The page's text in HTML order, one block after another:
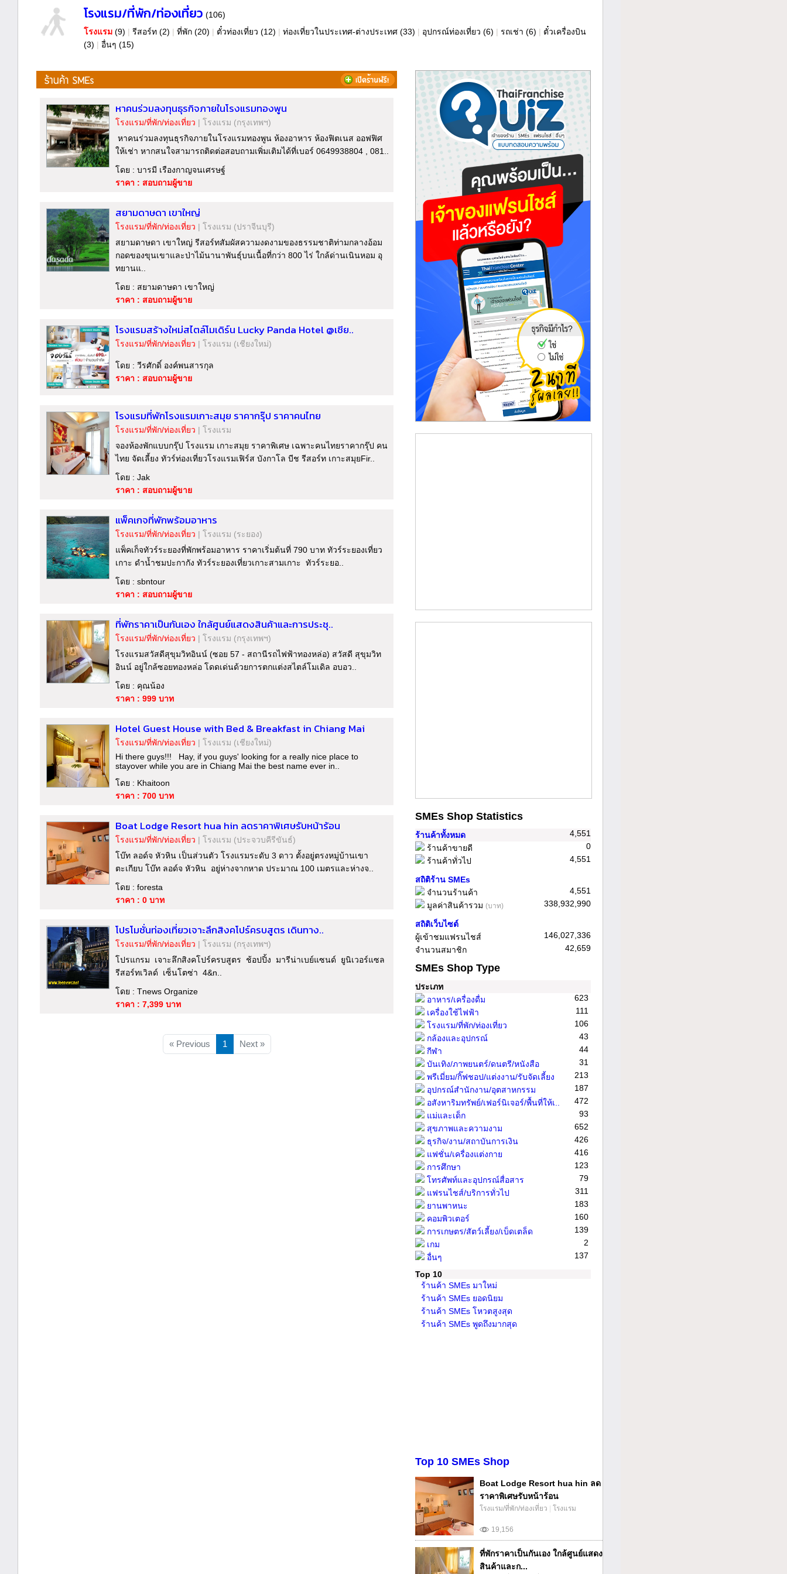
โรงแรม/ที่พัก/ท่องเที่ยว (106)
โรงแรม (9) | รีสอร์ท (2) | ที่พัก (20) | ตั๋วท่องเที่ยว (12) | ท่องเที่ยวในประเทศ-ต่างประเทศ (33) | อุปกรณ์ท่องเที่ยว (6) | รถเช่า (6) | ตั๋วเครื่องบิน
(3) | อื่นๆ (15)
หาคนร่วมลงทุนธุรกิจภายในโรงแรมทองพูน
โรงแรม/ที่พัก/ท่องเที่ยว | โรงแรม (กรุงเทพฯ)
หาคนร่วมลงทุนธุรกิจภายในโรงแรมทองพูน ห้องอาหาร ห้องฟิตเนส ออฟฟิศ
ให้เช่า หากสนใจสามารถติดต่อสอบถามเพิ่มเติมได้ที่เบอร์ 0649938804 , 081..
โดย : บารมี เรืองกาญจนเศรษฐ์
ราคา : สอบถามผู้ขาย
สยามดาษดา เขาใหญ่
โรงแรม/ที่พัก/ท่องเที่ยว | โรงแรม (ปราจีนบุรี)
สยามดาษดา เขาใหญ่ รีสอร์ทสัมผัสความงดงามของธรรมชาติท่ามกลางอ้อม
กอดของขุนเขาและป่าไม้นานาพันธุ์บนเนื้อที่กว่า 800 ไร่ ใกล้ด่านเนินหอม อุ
ทยานแ..
โดย : สยามดาษดา เขาใหญ่
ราคา : สอบถามผู้ขาย
โรงแรมสร้างใหม่สไตล์โมเดิร์น Lucky Panda Hotel @เชีย..
โรงแรม/ที่พัก/ท่องเที่ยว | โรงแรม (เชียงใหม่)
โดย : วีรศักดิ์ องค์พนสารกุล
ราคา : สอบถามผู้ขาย
โรงแรมที่พักโรงแรมเกาะสมุย ราคากรุ๊ป ราคาคนไทย
โรงแรม/ที่พัก/ท่องเที่ยว | โรงแรม
จองห้องพักแบบกรุ๊ป โรงแรม เกาะสมุย ราคาพิเศษ เฉพาะคนไทยราคากรุ๊ป คน
ไทย จัดเลี้ยง ทัวร์ท่องเที่ยวโรงแรมเฟิร์ส บังกาโล บีช รีสอร์ท เกาะสมุยFir..
โดย : Jak
ราคา : สอบถามผู้ขาย
แพ็คเกจที่พักพร้อมอาหาร
โรงแรม/ที่พัก/ท่องเที่ยว | โรงแรม (ระยอง)
แพ็คเก็จทัวร์ระยองที่พักพร้อมอาหาร ราคาเริ่มต้นที่ 790 บาท ทัวร์ระยองเที่ยว
เกาะ ดำน้ำชมปะกากัง ทัวร์ระยองเที่ยวเกาะสามเกาะ ทัวร์ระยอ..
โดย : sbntour
ราคา : สอบถามผู้ขาย
ที่พักราคาเป็นกันเอง ใกล้ศูนย์แสดงสินค้าและการประชุ..
โรงแรม/ที่พัก/ท่องเที่ยว | โรงแรม (กรุงเทพฯ)
โรงแรมสวัสดีสุขุมวิทอินน์ (ซอย 57 - สถานีรถไฟฟ้าทองหล่อ) สวัสดี สุขุมวิท
อินน์ อยู่ใกล้ซอยทองหล่อ โดดเด่นด้วยการตกแต่งสไตล์โมเดิล อบอว..
โดย : คุณน้อง
ราคา : 999 บาท
Hotel Guest House with Bed & Breakfast in Chiang Mai
โรงแรม/ที่พัก/ท่องเที่ยว | โรงแรม (เชียงใหม่)
Hi there guys!!! Hay, if you guys' looking for a really nice place to
stayover while you are in Chiang Mai the best name ever in..
โดย : Khaitoon
ราคา : 700 บาท
Boat Lodge Resort hua hin ลดราคาพิเศษรับหน้าร้อน
โรงแรม/ที่พัก/ท่องเที่ยว | โรงแรม (ประจวบคีรีขันธ์)
โบ๊ท ลอด์จ หัวหิน เป็นส่วนตัว โรงแรมระดับ 3 ดาว ตั้งอยู่ตรงหมู่บ้านเขา
ตะเกียบ โบ๊ท ลอด์จ หัวหิน อยู่ห่างจากหาด ประมาณ 100 เมตรและห่างจ..
โดย : foresta
ราคา : 0 บาท
โปรโมชั่นท่องเที่ยวเจาะลึกสิงคโปร์ครบสูตร เดินทาง..
โรงแรม/ที่พัก/ท่องเที่ยว | โรงแรม (กรุงเทพฯ)
โปรแกรม เจาะลึกสิงคโปร์ครบสูตร ช้อปปิ้ง มารีน่าเบย์แซนด์ ยูนิเวอร์แซล
รีสอร์ทเวิลด์ เซ็นโตซ่า 4&n..
โดย : Tnews Organize
ราคา : 7,399 บาท
« Previous 1 Next »
SMEs Shop Statistics
ร้านค้าทั้งหมด
4,551
ร้านค้าขายดี
0
ร้านค้าทั่วไป
4,551
สถิติร้าน SMEs
จำนวนร้านค้า
4,551
มูลค่าสินค้ารวม (บาท) 338,932,990
สถิติเว็บไซต์
ผู้เข้าชมแฟรนไชส์
146,027,336
จำนวนสมาชิก
42,659
SMEs Shop Type
ประเภท
อาหาร/เครื่องดื่ม
623
เครื่องใช้ไฟฟ้า
111
โรงแรม/ที่พัก/ท่องเที่ยว
106
กล้องและอุปกรณ์
43
กีฬา
44
บันเทิง/ภาพยนตร์/ดนตรี/หนังสือ
31
พรีเมี่ยม/กิ๊ฟชอป/แต่งงาน/รับจัดเลี้ยง
213
อุปกรณ์สำนักงาน/อุตสาหกรรม
187
อสังหาริมทรัพย์/เฟอร์นิเจอร์/พื้นที่ให้เ..
472
แม่และเด็ก
93
สุขภาพและความงาม
652
ธุรกิจ/งาน/สถาบันการเงิน
426
แฟชั่น/เครื่องแต่งกาย
416
การศึกษา
123
โทรศัพท์และอุปกรณ์สื่อสาร
79
แฟรนไชส์/บริการทั่วไป
311
ยานพาหนะ
183
คอมพิวเตอร์
160
การเกษตร/สัตว์เลี้ยง/เบ็ดเตล็ด
139
เกม
2
อื่นๆ
137
Top 10
ร้านค้า SMEs มาใหม่
ร้านค้า SMEs ยอดนิยม
ร้านค้า SMEs โหวตสูงสุด
ร้านค้า SMEs พูดถึงมากสุด
Top 10 SMEs Shop
19,156
Boat Lodge Resort hua hin ลด
ราคาพิเศษรับหน้าร้อน
โรงแรม/ที่พัก/ท่องเที่ยว โรงแรม
ที่พักราคาเป็นกันเอง ใกล้ศูนย์แสดง
สินค้าและก...